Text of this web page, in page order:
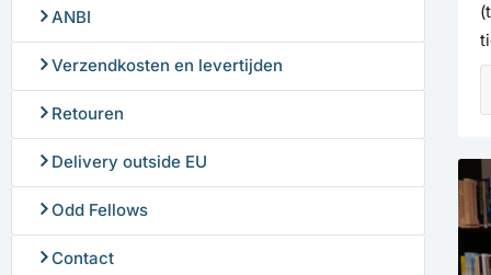
ANBI
Verzendkosten en levertijden
Retouren
Delivery outside EU
Odd Fellows
Contact